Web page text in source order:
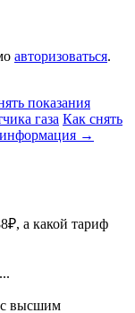
авторизоваться.
показания
газа Как снять
информация →
а какой тариф
с высшим